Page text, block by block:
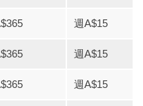
週A$15
週A$15
週A$15